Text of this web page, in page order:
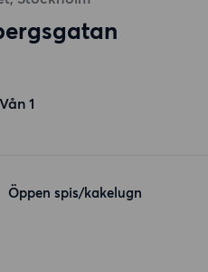
1
Öppen spis/kakelugn